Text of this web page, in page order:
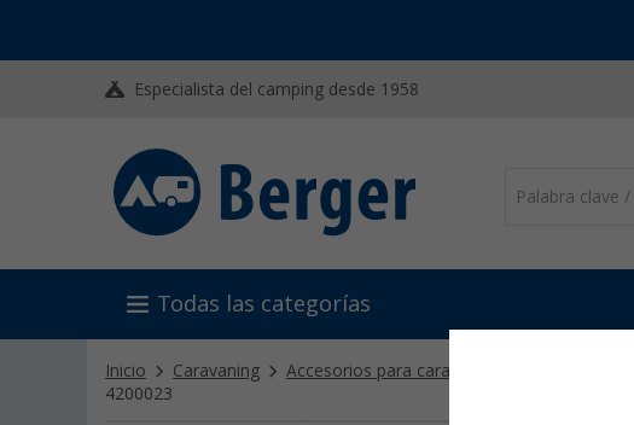
Especialista del camping desde 1958
Todas las categorías
Inicio Caravaning Accesorios para caravanas y autocaravanas
4200023